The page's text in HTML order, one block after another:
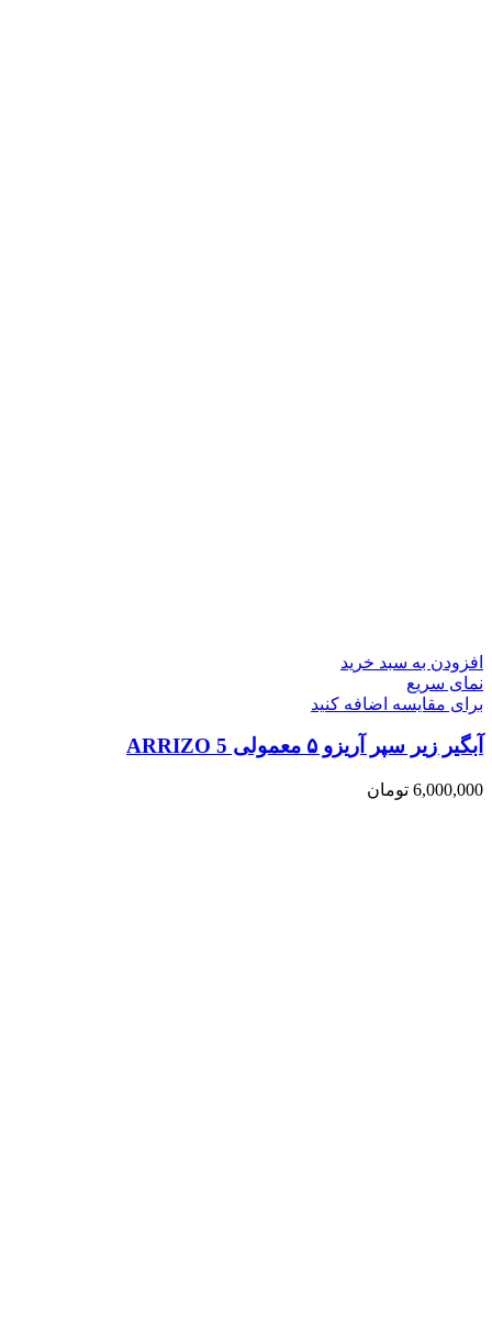
افزودن به سبد خرید
نمای سریع
برای مقایسه اضافه کنید
آبگیر زیر سپر آریزو ۵ معمولی ARRIZO 5
6,000,000 تومان